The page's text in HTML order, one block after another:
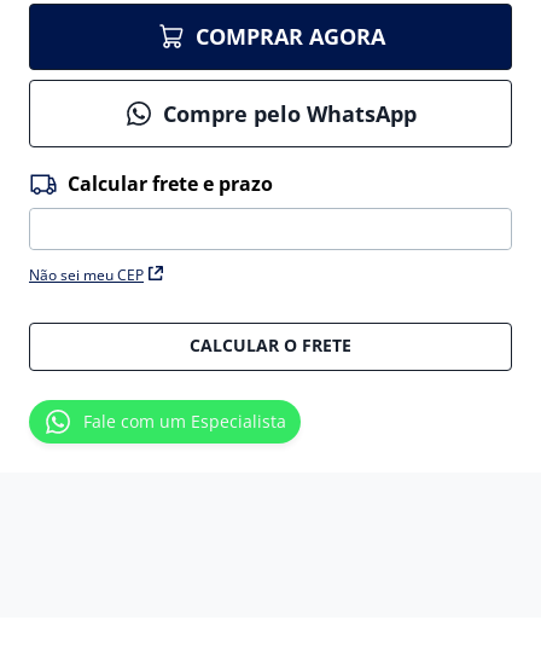
COMPRAR AGORA
Compre pelo WhatsApp
Não sei meu CEP
CALCULAR O FRETE
Fale com um Especialista